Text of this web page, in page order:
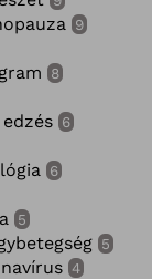
9
8
edzés 6
6
5
5
4